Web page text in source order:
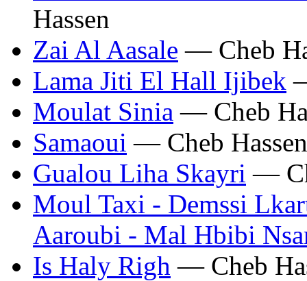
Hassen
Zai Al Aasale — Cheb
Lama Jiti El Hall Ijibek
Moulat Sinia — Cheb
Samaoui — Cheb Hassen
Gualou Liha Skayri —
Moul Taxi - Demssi
Aaroubi - Mal Hbibi
Is Haly Righ — Cheb